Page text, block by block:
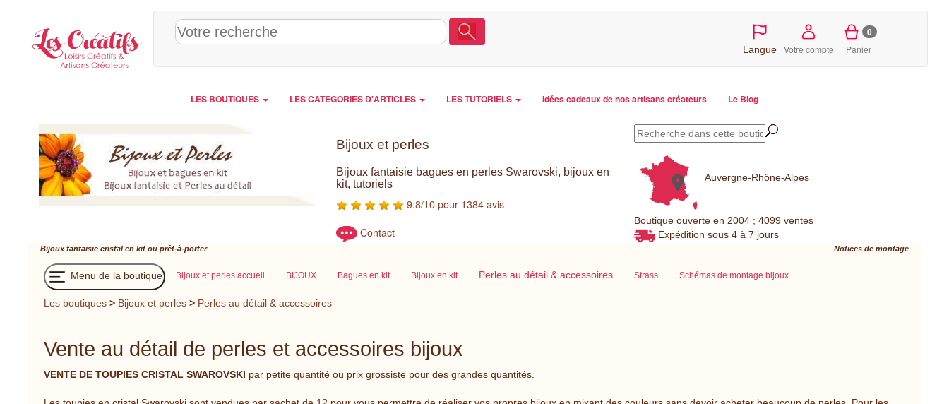
Langue Votre compte
0
Panier
LES BOUTIQUES LES CATEGORIES D'ARTICLES LES TUTORIELS Idées cadeaux de nos artisans créateurs Le Blog
Bijoux et perles
Bijoux fantaisie bagues en perles Swarovski, bijoux en
kit, tutoriels
9.8/10 pour 1384 avis
Contact
Auvergne-Rhône-Alpes
Boutique ouverte en 2004 ; 4099 ventes
Expédition sous 4 à 7 jours
Bijoux fantaisie cristal en kit ou prêt-à-porter Notices de montage
Menu de la boutique Bijoux et perles accueil BIJOUX Bagues en kit Bijoux en kit Perles au détail & accessoires Strass Schémas de montage bijoux
Les boutiques > Bijoux et perles > Perles au détail & accessoires
Vente au détail de perles et accessoires bijoux
VENTE DE TOUPIES CRISTAL SWAROVSKI par petite quantité ou prix grossiste pour des grandes quantités.